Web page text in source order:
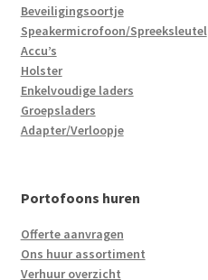
Beveiligingsoortje
Speakermicrofoon/Spreeksleutel
Accu’s
Holster
Enkelvoudige laders
Groepsladers
Adapter/Verloopje
Portofoons huren
Offerte aanvragen
Ons huur assortiment
Verhuur overzicht